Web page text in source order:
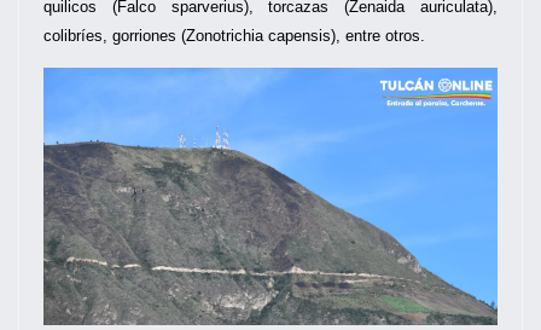
quilicos (Falco sparverius), torcazas (Zenaida auriculata),
colibríes, gorriones (Zonotrichia capensis), entre otros.